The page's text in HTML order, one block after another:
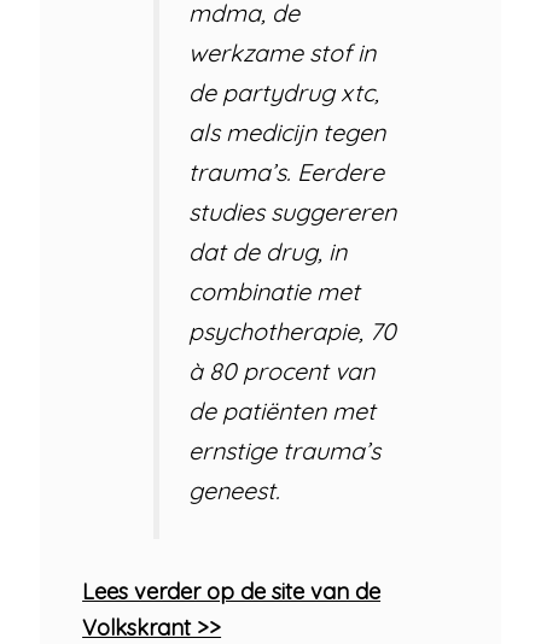
mdma, de
werkzame stof in
de partydrug xtc,
als medicijn tegen
trauma’s. Eerdere
studies suggereren
dat de drug, in
combinatie met
psychotherapie, 70
à 80 procent van
de patiënten met
ernstige trauma’s
geneest.
Lees verder op de site van de
Volkskrant >>